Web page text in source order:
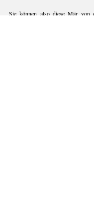
Sie können also diese Mär von